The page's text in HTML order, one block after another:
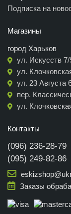
Подписка на
Магазины
город Харьков
ул. Искусств 7/
ул.
ул. 23 Августа
пер.
ул.
Контакты
(096) 236-28-79
(095) 249-82-86
Заказы